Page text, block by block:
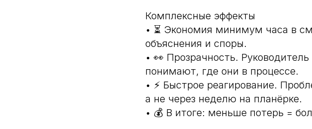
Комплексные эффекты
• ⏳ Экономия минимум часа в
объяснения и споры.
• 👀 Прозрачность.
понимают, где они в процессе.
• ⚡ Быстрое реагирование.
а не через неделю на планёрке.
• 💰 В итоге: меньше потерь =